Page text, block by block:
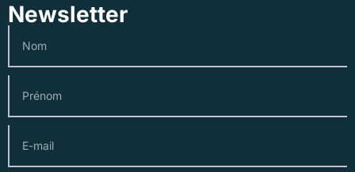
Newsletter